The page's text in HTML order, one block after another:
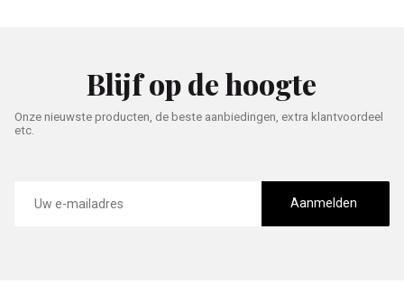
Blijf op de hoogte
Onze nieuwste producten, de beste aanbiedingen, extra klantvoordeel
etc.
mailadres
Aanmelden